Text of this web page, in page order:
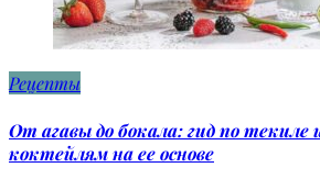
Рецепты
От агавы до бокала: гид по
коктейлям на ее основе